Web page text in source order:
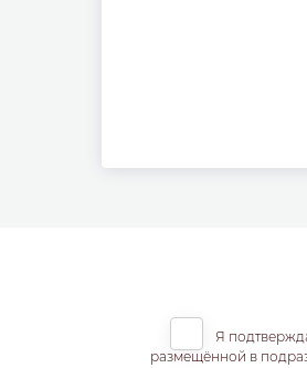
Я
размещённой в